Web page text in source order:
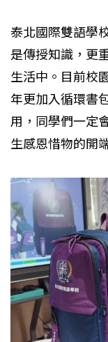
泰北國際雙語學
是傳授知識，更
生活中。目前校
年更加入循環書
用，同學們一定
生感恩惜物的開